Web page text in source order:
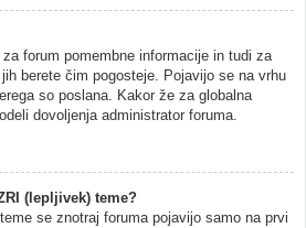
forum pomembne informacije in tudi za
berete čim pogosteje. Pojavijo se na vrhu
so poslana. Kakor že za globalna
dovoljenja administrator foruma.
(lepljivek) teme?
se znotraj foruma pojavijo samo na prvi